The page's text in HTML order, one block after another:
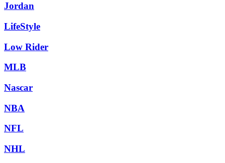
Jordan
LifeStyle
Low Rider
MLB
Nascar
NBA
NFL
NHL